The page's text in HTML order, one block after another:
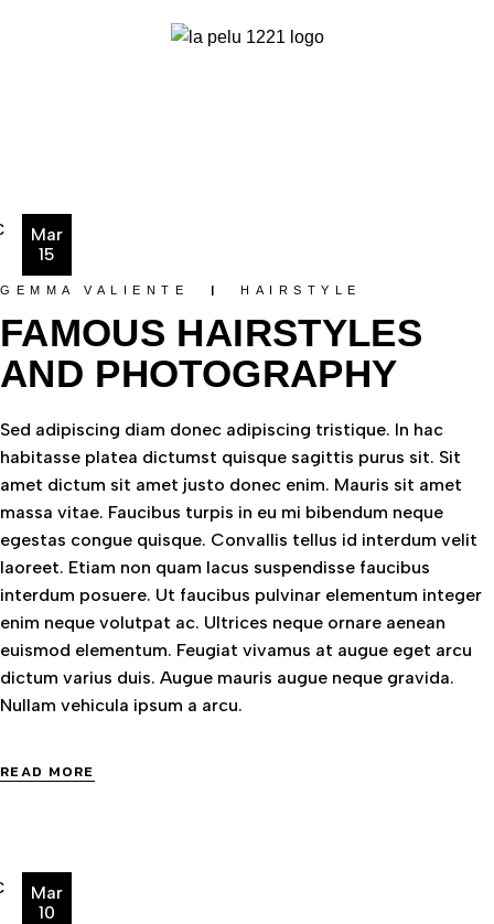
Mar
15
GEMMA VALIENTE HAIRSTYLE
FAMOUS HAIRSTYLES
AND PHOTOGRAPHY
Sed adipiscing diam donec adipiscing tristique. In hac
habitasse platea dictumst quisque sagittis purus sit. Sit
amet dictum sit amet justo donec enim. Mauris sit amet
massa vitae. Faucibus turpis in eu mi bibendum neque
egestas congue quisque. Convallis tellus id interdum velit
laoreet. Etiam non quam lacus suspendisse faucibus
interdum posuere. Ut faucibus pulvinar elementum integer
enim neque volutpat ac. Ultrices neque ornare aenean
euismod elementum. Feugiat vivamus at augue eget arcu
dictum varius duis. Augue mauris augue neque gravida.
Nullam vehicula ipsum a arcu.
READ MORE
Mar
10